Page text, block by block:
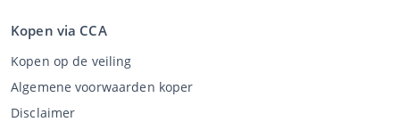
Kopen via CCA
Kopen op de veiling
Algemene voorwaarden koper
Disclaimer